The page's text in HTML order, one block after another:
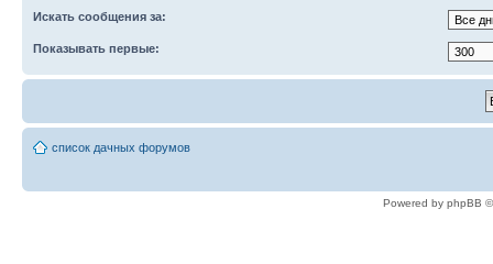
Искать сообщения за:
Показывать первые:
список дачных форумов
Powered by phpBB